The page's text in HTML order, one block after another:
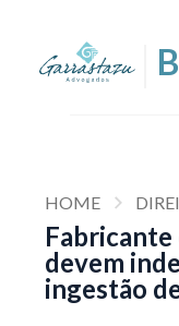
HOME
devem
ingestão